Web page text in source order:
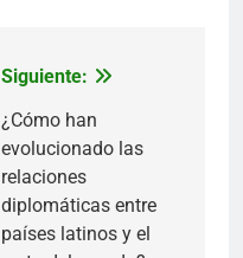
Siguiente:
¿Cómo han
evolucionado las
relaciones
diplomáticas entre
países latinos y el